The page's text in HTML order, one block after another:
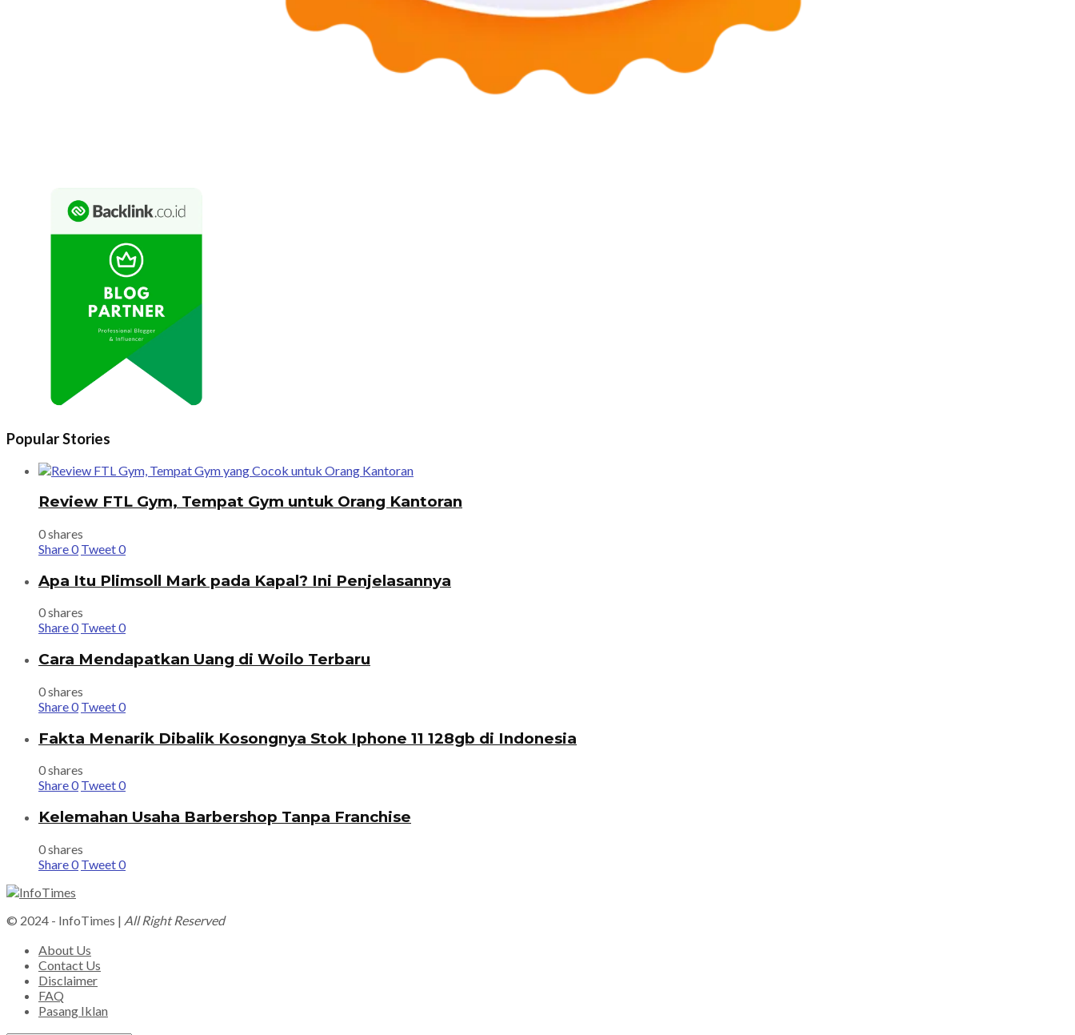
Popular Stories
Review FTL Gym, Tempat Gym untuk Orang Kantoran
0 shares
Share0 Tweet0
Apa Itu Plimsoll Mark pada Kapal? Ini Penjelasannya
0 shares
Share0 Tweet0
Cara Mendapatkan Uang di Woilo Terbaru
0 shares
Share0 Tweet0
Fakta Menarik Dibalik Kosongnya Stok Iphone 11 128gb di Indonesia
0 shares
Share0 Tweet0
Kelemahan Usaha Barbershop Tanpa Franchise
0 shares
Share0 Tweet0
© 2024 - InfoTimes | All Right Reserved
About Us
Contact Us
Disclaimer
FAQ
Pasang Iklan